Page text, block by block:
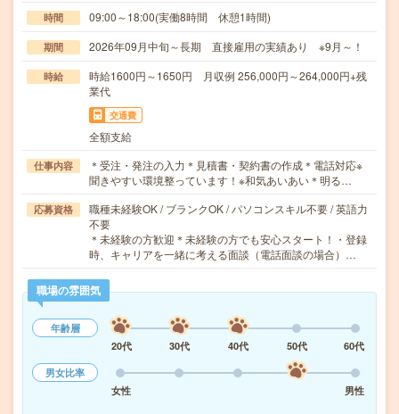
時間 09:00～18:00(実働8時間 休憩1時間)
期間 2026年09月中旬～長期 直接雇用の実績あり ※9月～！
時給
時給1600円～1650円 月収例 256,000円～264,000円+残
業代
交通費
全額支給
仕事内容
＊受注・発注の入力＊見積書・契約書の作成＊電話対応※
聞きやすい環境整っています！※和気あいあい＊明る…
応募資格
職種未経験OK / ブランクOK / パソコンスキル不要 / 英語力
不要
＊未経験の方歓迎＊未経験の方でも安心スタート！・登録
時、キャリアを一緒に考える面談（電話面談の場合）…
職場の雰囲気
年齢層
20代
30代 40代 50代
60代
男女比率
女性
男性